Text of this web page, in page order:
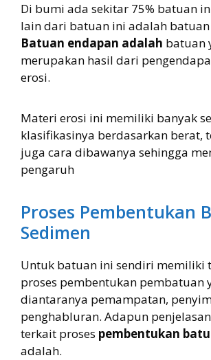
Di bumi ada sekitar 75% batuan
lain dari batuan ini adalah
Batuan endapan adalah batuan
merupakan hasil dari
erosi.
Materi erosi ini memiliki banyak
klasifikasinya berdasarkan berat,
juga cara dibawanya sehingga
pengaruh
Proses Pembentukan
Sedimen
Untuk batuan ini sendiri memiliki
proses pembentukan pembatuan
diantaranya pemampatan,
penghabluran. Adapun
terkait proses pembentukan
adalah.